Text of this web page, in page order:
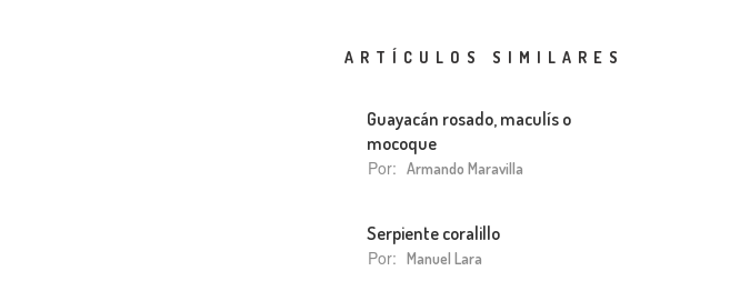
ARTÍCULOS SIMILARES
Guayacán rosado, maculís o
mocoque
Por: Armando Maravilla
Serpiente coralillo
Por: Manuel Lara